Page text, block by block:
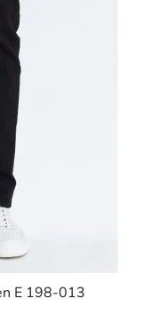
E 198-013